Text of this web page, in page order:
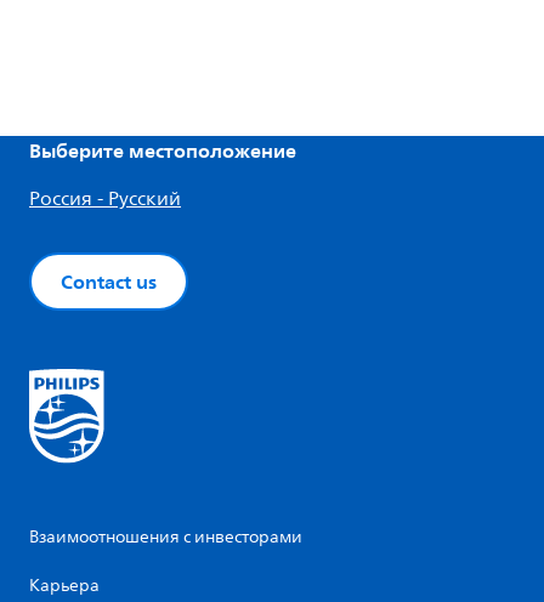
Выберите местоположение
Россия - Русский
Contact us
Взаимоотношения с инвесторами
Карьера